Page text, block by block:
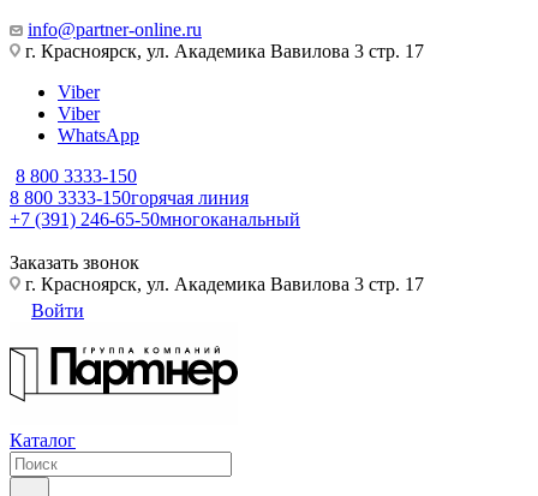
info@partner-online.ru
г. Красноярск, ул. Академика Вавилова 3 стр. 17
Viber
Viber
WhatsApp
8 800 3333-150
8 800 3333-150горячая линия
+7 (391) 246-65-50многоканальный
Заказать звонок
г. Красноярск, ул. Академика Вавилова 3 стр. 17
Войти
Каталог